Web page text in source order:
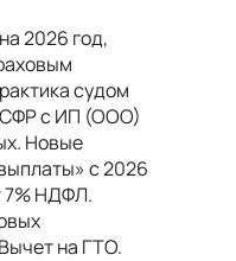
2026 год,
судом
СФР с ИП (ООО)
Новые
с 2026
7% НДФЛ.
на ГТО.